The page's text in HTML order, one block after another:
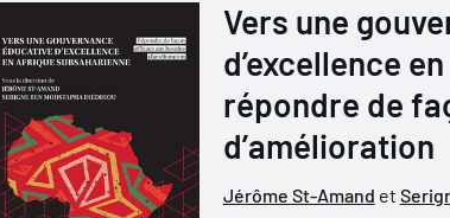
Vers une
d’excellence
répondre de
d’amélioration
Jérôme St-Amand et